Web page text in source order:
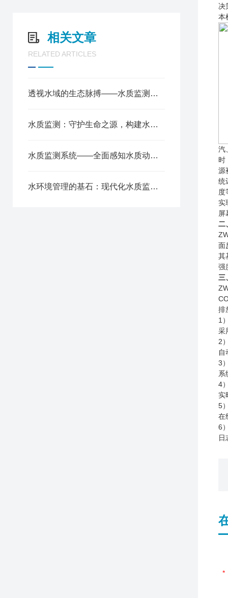
相关文章
RELATED ARTICLES
透视水域的生态脉搏——水质监测原理与环境保护应用
水质监测：守护生命之源，构建水环境全要素智慧感知网络
水质监测系统——全面感知水质动态，筑牢生态环保安全屏障
水环境管理的基石：现代化水质监测的核心价值
决
本
汽
时
源
统
度
实
屏
二
面
其
强
三
排
1
采
2
自
3
系
4
实
5
在
6
日